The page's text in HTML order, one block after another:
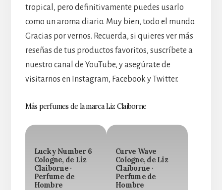
tropical, pero definitivamente puedes usarlo
como un aroma diario. Muy bien, todo el mundo.
Gracias por vernos. Recuerda, si quieres ver más
reseñas de tus productos favoritos, suscríbete a
nuestro canal de YouTube, y asegúrate de
visitarnos en Instagram, Facebook y Twitter.
Más perfumes de la marca Liz Claiborne
Lucky Number 6
Cologne, de Liz
Claiborne ·
Perfume de
Hombre
Curve Wave
Cologne, de Liz
Claiborne ·
Perfume de
Hombre